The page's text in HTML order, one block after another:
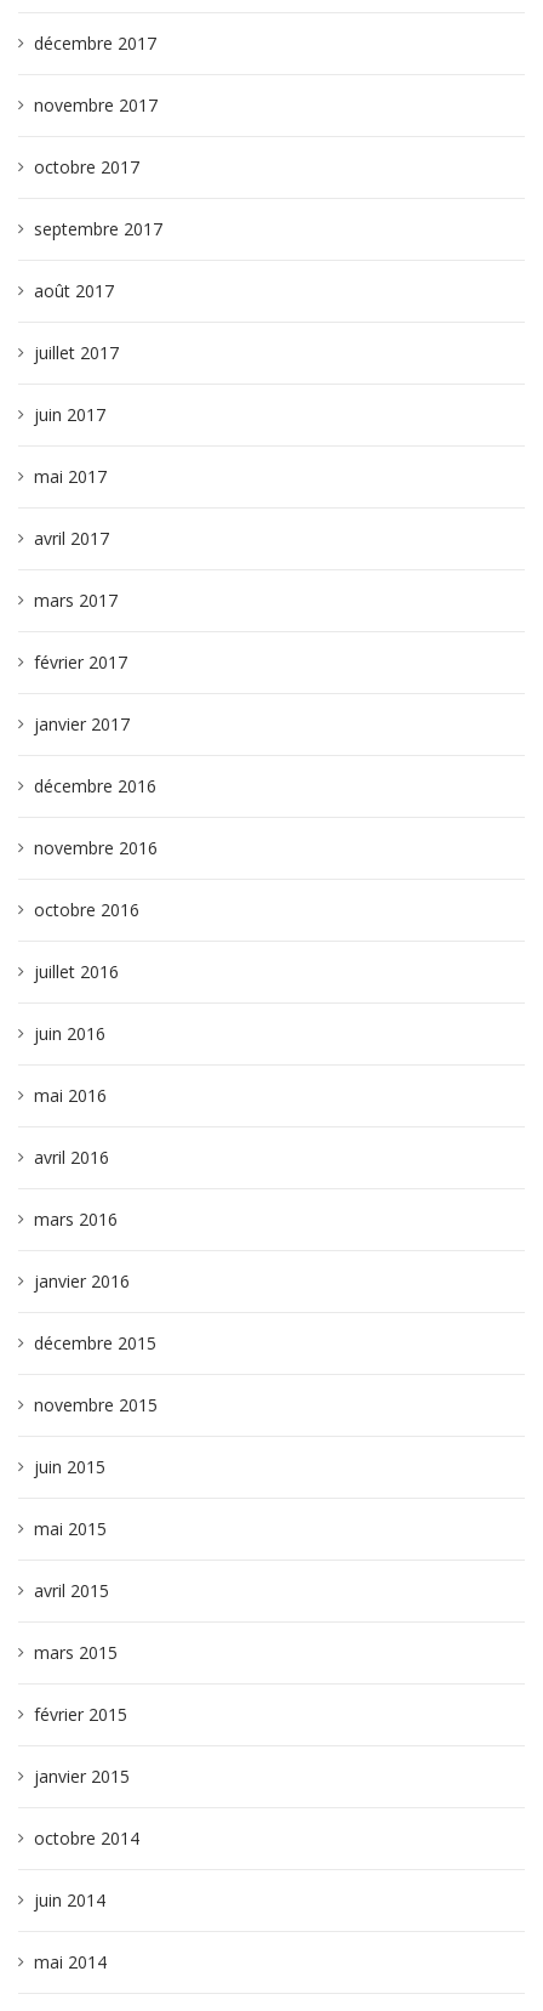
décembre 2017
novembre 2017
octobre 2017
septembre 2017
août 2017
juillet 2017
juin 2017
mai 2017
avril 2017
mars 2017
février 2017
janvier 2017
décembre 2016
novembre 2016
octobre 2016
juillet 2016
juin 2016
mai 2016
avril 2016
mars 2016
janvier 2016
décembre 2015
novembre 2015
juin 2015
mai 2015
avril 2015
mars 2015
février 2015
janvier 2015
octobre 2014
juin 2014
mai 2014